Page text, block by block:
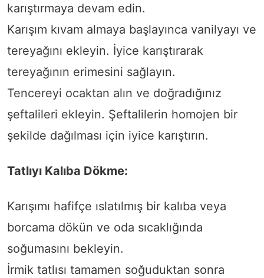
karıştırmaya devam edin.
Karışım kıvam almaya başlayınca vanilyayı ve
tereyağını ekleyin. İyice karıştırarak
tereyağının erimesini sağlayın.
Tencereyi ocaktan alın ve doğradığınız
şeftalileri ekleyin. Şeftalilerin homojen bir
şekilde dağılması için iyice karıştırın.
Tatlıyı Kalıba Dökme:
Karışımı hafifçe ıslatılmış bir kalıba veya
borcama dökün ve oda sıcaklığında
soğumasını bekleyin.
İrmik tatlısı tamamen soğuduktan sonra